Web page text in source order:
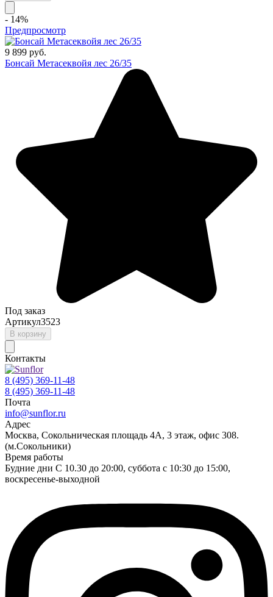
- 14%
Предпросмотр
9 899 руб.
Бонсай Метасеквойя лес 26/35
Под заказ
Артикул3523
В корзину
Контакты
8 (495) 369-11-48
8 (495) 369-11-48
Почта
info@sunflor.ru
Адрес
Москва, Сокольническая площадь 4А, 3 этаж, офис 308.
(м.Сокольники)
Время работы
Будние дни C 10.30 до 20:00, суббота с 10:30 до 15:00,
воскресенье-выходной